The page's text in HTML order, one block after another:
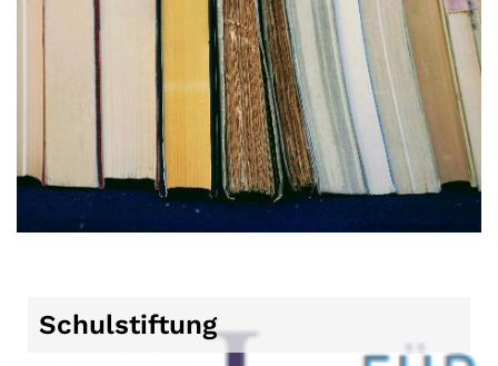
© Tom Hermans/unsplash.com
Schulstiftung